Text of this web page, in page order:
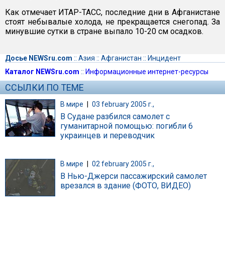
Как отмечает ИТАР-ТАСС, последние дни в Афганистане
стоят небывалые холода, не прекращается снегопад. За
минувшие сутки в стране выпало 10-20 см осадков.
Досье NEWSru.com :: Азия :: Афганистан :: Инцидент
Каталог NEWSru.com :: Информационные интернет-ресурсы
ССЫЛКИ ПО ТЕМЕ
В мире | 03 february 2005 г.,
В Судане разбился самолет с
гуманитарной помощью: погибли 6
украинцев и переводчик
В мире 02 february 2005 г.,
В Нью-Джерси пассажирский самолет
врезался в здание (ФОТО, ВИДЕО)